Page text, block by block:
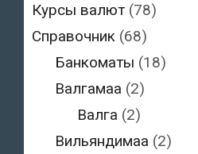
Курсы валют (78)
Справочник (68)
Банкоматы (18)
Валгамаа (2)
Валга (2)
Вильяндимаа (2)